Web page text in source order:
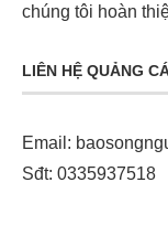
chúng tôi hoàn
LIÊN HỆ QUẢNG
Email:
Sđt: 0335937518